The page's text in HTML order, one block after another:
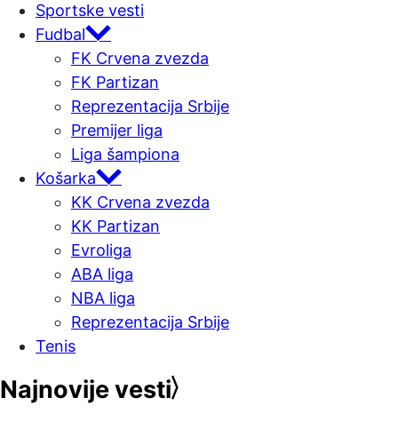
Sportske vesti
Fudbal
FK Crvena zvezda
FK Partizan
Reprezentacija Srbije
Premijer liga
Liga šampiona
Košarka
KK Crvena zvezda
KK Partizan
Evroliga
ABA liga
NBA liga
Reprezentacija Srbije
Tenis
Najnovije vesti